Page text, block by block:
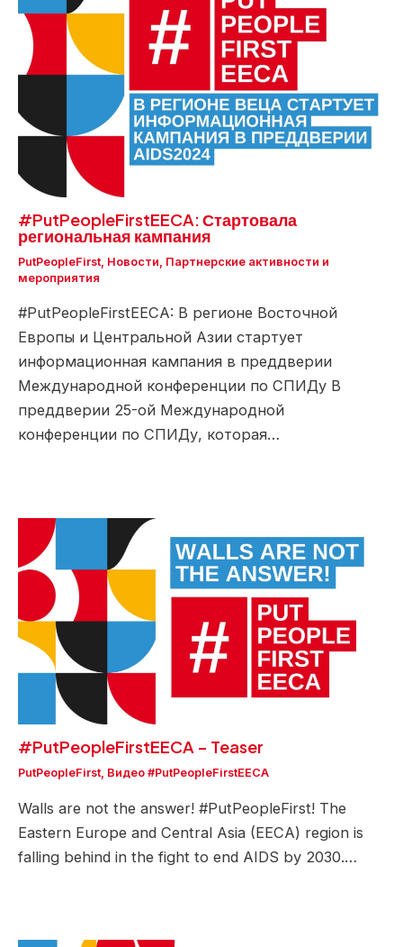
#PutPeopleFirstEECA: Стартовала
региональная кампания
PutPeopleFirst Новости Партнерские активности и
мероприятия
#PutPeopleFirstEECA: В регионе Восточной
Европы и Центральной Азии стартует
информационная кампания в преддверии
Международной конференции по СПИДу В
преддверии 25-ой Международной
конференции по СПИДу, которая…
#PutPeopleFirstEECA – Teaser
PutPeopleFirst, Видео #PutPeopleFirstEECA
Walls are not the answer! #PutPeopleFirst! The
Eastern Europe and Central Asia (EECA) region is
falling behind in the fight to end AIDS by 2030.…